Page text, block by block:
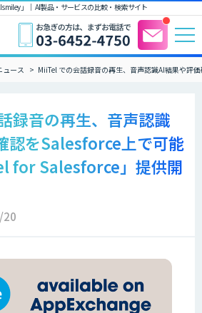
」｜ AI製品・サービスの比較・検索サイト
ュース MiiTel での会話録音の再生、音声認識AI結果や評
録音の再生、音声認識
認をSalesforce上で可能
for Salesforce」提供開
20